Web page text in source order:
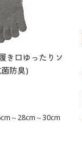
き口ゆったりソ
防臭)
～28cm～30cm